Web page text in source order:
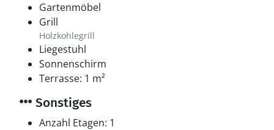
Gartenmöbel
Grill
Holzkohlegrill
Liegestuhl
Sonnenschirm
Terrasse: 1 m²
Sonstiges
Anzahl Etagen: 1